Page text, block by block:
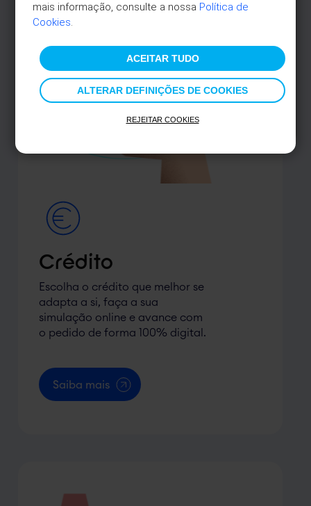
mais informação, consulte a nossa Política de
Cookies.
ACEITAR TUDO
ALTERAR DEFINIÇÕES DE COOKIES
REJEITAR COOKIES
Crédito
Escolha o crédito que melhor se
adapta a si, faça a sua
simulação online e avance com
o pedido de forma 100% digital.
Saiba mais
TAEG 18,5%*